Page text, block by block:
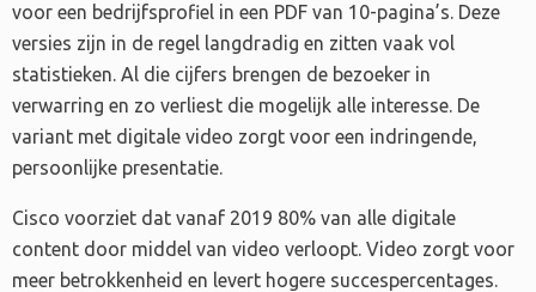
voor een bedrijfsprofiel in een PDF van 10-pagina’s. Deze
versies zijn in de regel langdradig en zitten vaak vol
statistieken. Al die cijfers brengen de bezoeker in
verwarring en zo verliest die mogelijk alle interesse. De
variant met digitale video zorgt voor een indringende,
persoonlijke presentatie.
Cisco voorziet dat vanaf 2019 80% van alle digitale
content door middel van video verloopt. Video zorgt voor
meer betrokkenheid en levert hogere succespercentages.